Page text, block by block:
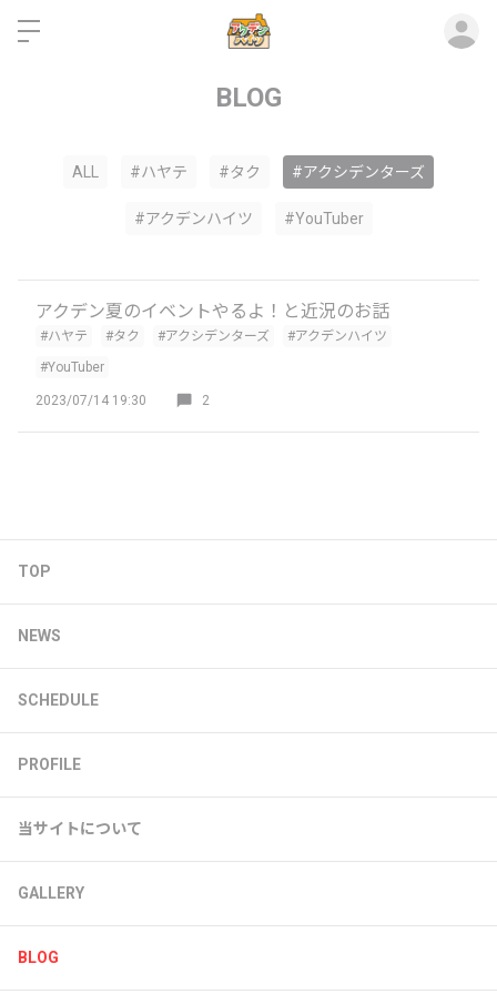
BLOG
ALL #ハヤテ #タク #アクシデンターズ
#アクデンハイツ #YouTuber
アクデン夏のイベントやるよ！と近況のお話
#ハヤテ #タク #アクシデンターズ
#アクデンハイツ
#YouTuber
2023/07/14 19:30 2
TOP
NEWS
SCHEDULE
PROFILE
当サイトについて
GALLERY
BLOG